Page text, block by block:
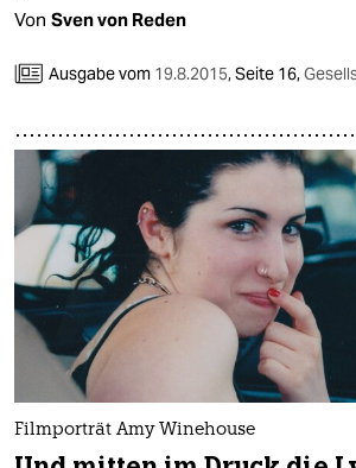
Von Sven von Reden
Ausgabe vom 19.8.2015,Seite 16,
Filmporträt Amy Winehouse